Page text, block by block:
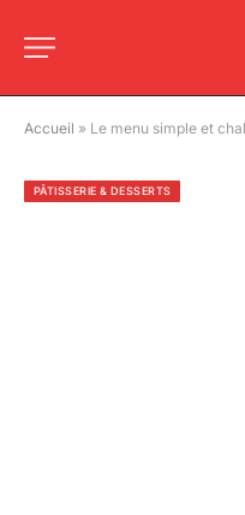
Accueil » Le menu simple et
PÂTISSERIE & DESSERTS